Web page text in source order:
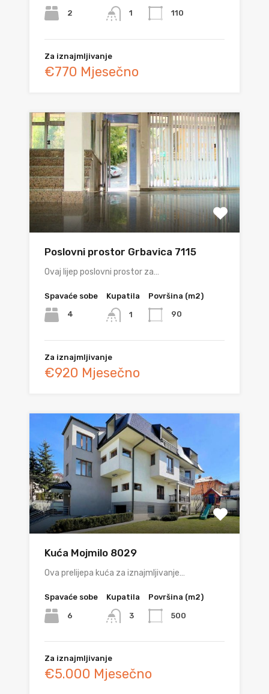
2 1 110
Za iznajmljivanje
€770 Mjesečno
Poslovni prostor Grbavica 7115
Ovaj lijep poslovni prostor za…
Spavaće sobe
4
Kupatila
1
Površina (m2)
90
Za iznajmljivanje
€920 Mjesečno
Kuća Mojmilo 8029
Ova prelijepa kuća za iznajmljivanje…
Spavaće sobe
6
Kupatila
3
Površina (m2)
500
Za iznajmljivanje
€5.000 Mjesečno